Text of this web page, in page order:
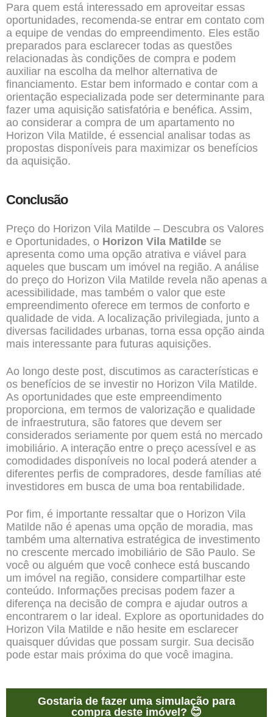
Para quem está interessado em aproveitar essas
oportunidades, recomenda-se entrar em contato com
a equipe de vendas do empreendimento. Eles estão
preparados para esclarecer todas as questões
relacionadas às condições de compra e podem
auxiliar na escolha da melhor alternativa de
financiamento. Estar bem informado e contar com a
orientação especializada pode ser determinante para
fazer uma aquisição satisfatória e benéfica. Assim,
ao considerar a compra de um apartamento no
Horizon Vila Matilde, é essencial analisar todas as
propostas disponíveis para maximizar os benefícios
da aquisição.
Conclusão
Preço do Horizon Vila Matilde – Descubra os Valores
e Oportunidades, o Horizon Vila Matilde se
apresenta como uma opção atrativa e viável para
aqueles que buscam um imóvel na região. A análise
do preço do Horizon Vila Matilde revela não apenas a
acessibilidade, mas também o valor que este
empreendimento oferece em termos de conforto e
qualidade de vida. A localização privilegiada, junto a
diversas facilidades urbanas, torna essa opção ainda
mais interessante para futuras aquisições.
Ao longo deste post, discutimos as características e
os benefícios de se investir no Horizon Vila Matilde.
As oportunidades que este empreendimento
proporciona, em termos de valorização e qualidade
de infraestrutura, são fatores que devem ser
considerados seriamente por quem está no mercado
imobiliário. A interação entre o preço acessível e as
comodidades disponíveis no local poderá atender a
diferentes perfis de compradores, desde famílias até
investidores em busca de uma boa rentabilidade.
Por fim, é importante ressaltar que o Horizon Vila
Matilde não é apenas uma opção de moradia, mas
também uma alternativa estratégica de investimento
no crescente mercado imobiliário de São Paulo. Se
você ou alguém que você conhece está buscando
um imóvel na região, considere compartilhar este
conteúdo. Informações precisas podem fazer a
diferença na decisão de compra e ajudar outros a
encontrarem o lar ideal. Explore as oportunidades do
Horizon Vila Matilde e não hesite em esclarecer
quaisquer dúvidas que possam surgir. Sua decisão
pode estar mais próxima do que você imagina.
Gostaria de fazer uma simulação para
compra deste imóvel? 😊